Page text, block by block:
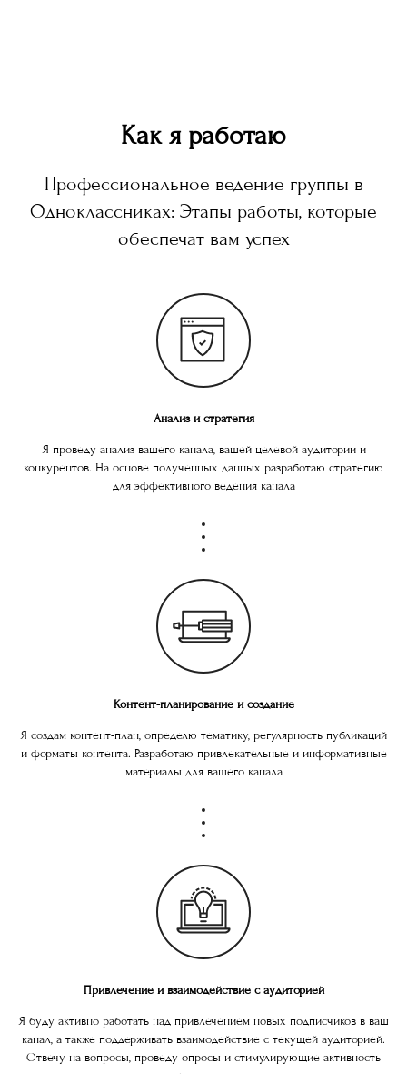
Как я работаю
Профессиональное ведение группы в
Одноклассниках: Этапы работы, которые
обеспечат вам успех
Анализ и стратегия
Я проведу анализ вашего канала, вашей целевой аудитории и
конкурентов. На основе полученных данных разработаю стратегию
для эффективного ведения канала
Контент-планирование и создание
Я создам контент-план, определю тематику, регулярность публикаций
и форматы контента. Разработаю привлекательные и информативные
материалы для вашего канала
Привлечение и взаимодействие с аудиторией
Я буду активно работать над привлечением новых подписчиков в ваш
канал, а также поддерживать взаимодействие с текущей аудиторией.
Отвечу на вопросы, проведу опросы и стимулирующие активность